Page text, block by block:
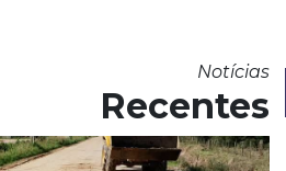
Notícias
Recentes